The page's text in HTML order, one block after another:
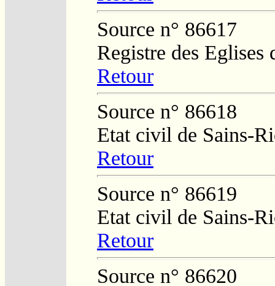
Source n° 86617
Registre des Eglises
Retour
Source n° 86618
Etat civil de Sains-
Retour
Source n° 86619
Etat civil de Sains-
Retour
Source n° 86620